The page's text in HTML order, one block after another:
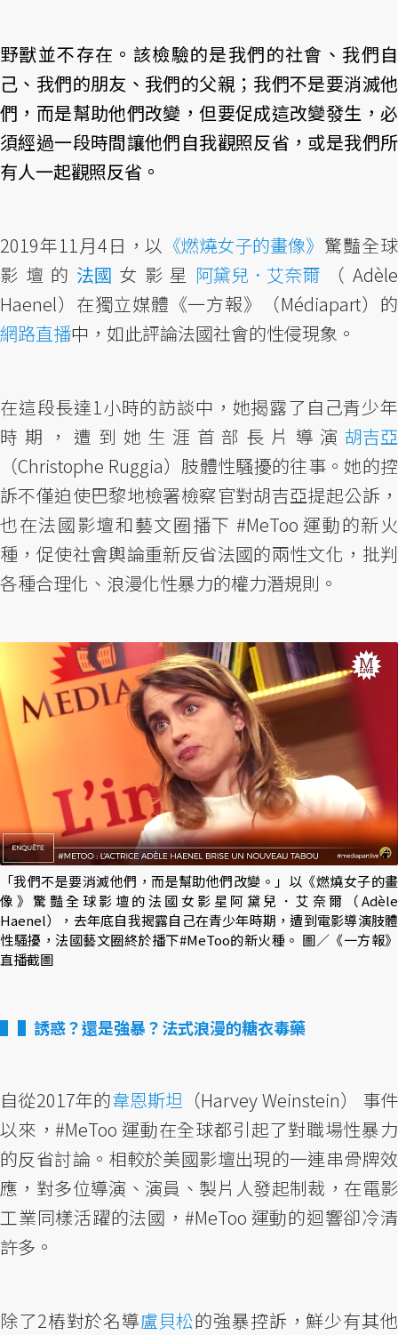
野獸並不存在。該檢驗的是我們的社會、我們自
己、我們的朋友、我們的父親；我們不是要消滅他
們，而是幫助他們改變，但要促成這改變發生，必
須經過一段時間讓他們自我觀照反省，或是我們所
有人一起觀照反省。
2019年11月4日，以 《燃燒女子的畫像》 驚豔全球
影壇的 法國 女影星 阿黛兒．艾奈爾（Adèle
Haenel）在獨立媒體《一方報》（Médiapart）的
網路直播中，如此評論法國社會的性侵現象。
在這段長達1小時的訪談中，她揭露了自己青少年
時期，遭到她生涯首部長片導演 胡吉亞
（Christophe Ruggia）肢體性騷擾的往事。她的控
訴不僅迫使巴黎地檢署檢察官對胡吉亞提起公訴，
也在法國影壇和藝文圈播下 #MeToo 運動的新火
種，促使社會輿論重新反省法國的兩性文化，批判
各種合理化、浪漫化性暴力的權力潛規則。
「我們不是要消滅他們，而是幫助他們改變。」以《燃燒女子的畫
像》驚豔全球影壇的法國女影星阿黛兒．艾奈爾（Adèle
Haenel），去年底自我揭露自己在青少年時期，遭到電影導演肢體
性騷擾，法國藝文圈終於播下#MeToo的新火種。 圖／《一方報》
直播截圖
▌誘惑？還是強暴？法式浪漫的糖衣毒藥
自從2017年的韋恩斯坦 （Harvey Weinstein） 事件
以來，#MeToo 運動在全球都引起了對職場性暴力
的反省討論。相較於美國影壇出現的一連串骨牌效
應，對多位導演、演員、製片人發起制裁，在電影
工業同樣活躍的法國，#MeToo 運動的迴響卻冷清
許多。
除了2樁對於名導盧貝松的強暴控訴，鮮少有其他